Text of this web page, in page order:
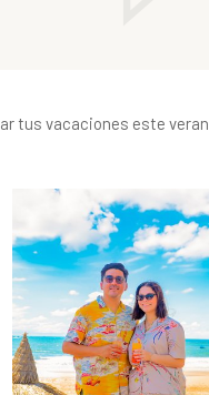
tus vacaciones este